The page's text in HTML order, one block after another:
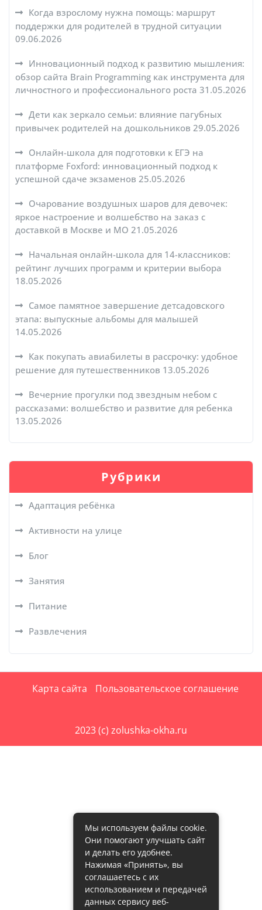
Когда взрослому нужна помощь: маршрут
поддержки для родителей в трудной ситуации
09.06.2026
Инновационный подход к развитию мышления:
обзор сайта Brain Programming как инструмента для
личностного и профессионального роста 31.05.2026
Дети как зеркало семьи: влияние пагубных
привычек родителей на дошкольников 29.05.2026
Онлайн-школа для подготовки к ЕГЭ на
платформе Foxford: инновационный подход к
успешной сдаче экзаменов 25.05.2026
Очарование воздушных шаров для девочек:
яркое настроение и волшебство на заказ с
доставкой в Москве и МО 21.05.2026
Начальная онлайн-школа для 14-классников:
рейтинг лучших программ и критерии выбора
18.05.2026
Самое памятное завершение детсадовского
этапа: выпускные альбомы для малышей
14.05.2026
Как покупать авиабилеты в рассрочку: удобное
решение для путешественников 13.05.2026
Вечерние прогулки под звездным небом с
рассказами: волшебство и развитие для ребенка
13.05.2026
Рубрики
Адаптация ребёнка
Активности на улице
Блог
Занятия
Питание
Развлечения
Карта сайта Пользовательское соглашение
2023 (c) zolushka-okha.ru
Мы используем файлы cookie.
Они помогают улучшать сайт
и делать его удобнее.
Нажимая «Принять», вы
соглашаетесь с их
использованием и передачей
данных сервису веб-